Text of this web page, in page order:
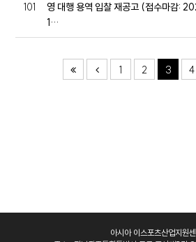
101
영 대행 용역 입찰 재공고 (접수마감:
1…
1 2 3 4
아시아 이스포츠산업지원